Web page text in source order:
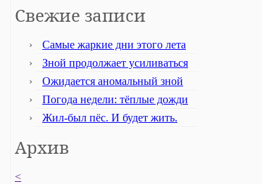
Свежие записи
Самые жаркие дни этого лета
Зной продолжает усиливаться
Ожидается аномальный зной
Погода недели: тёплые дожди
Жил-был пёс. И будет жить.
Архив
<